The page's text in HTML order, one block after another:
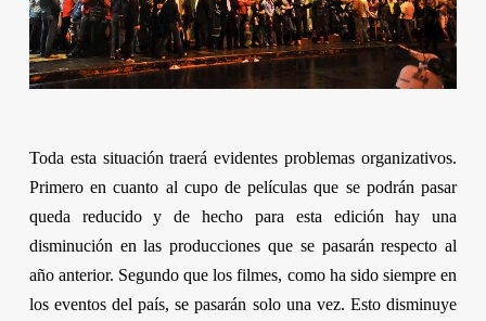
Toda esta situación traerá evidentes problemas organizativos.
Primero en cuanto al cupo de películas que se podrán pasar
queda reducido y de hecho para esta edición hay una
disminución en las producciones que se pasarán respecto al
año anterior. Segundo que los filmes, como ha sido siempre en
los eventos del país, se pasarán solo una vez. Esto disminuye